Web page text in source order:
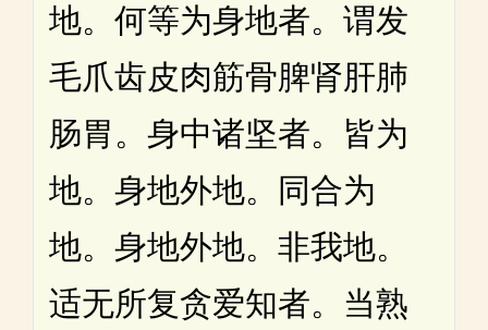
地。何等为身地者。谓发
毛爪齿皮肉筋骨脾肾肝肺
肠胃。身中诸坚者。皆为
地。身地外地。同合为
地。身地外地。非我地。
适无所复贪爱知者。当熟